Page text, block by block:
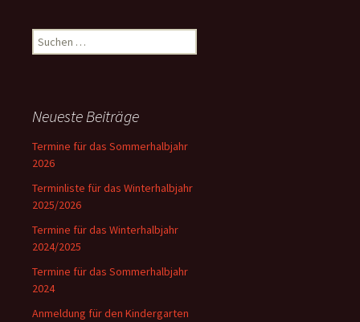
Suchen
nach:
Neueste Beiträge
Termine für das Sommerhalbjahr
2026
Terminliste für das Winterhalbjahr
2025/2026
Termine für das Winterhalbjahr
2024/2025
Termine für das Sommerhalbjahr
2024
Anmeldung für den Kindergarten